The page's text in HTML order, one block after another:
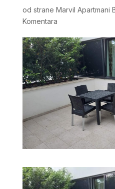
od strane Marvil Apartmani
Komentara